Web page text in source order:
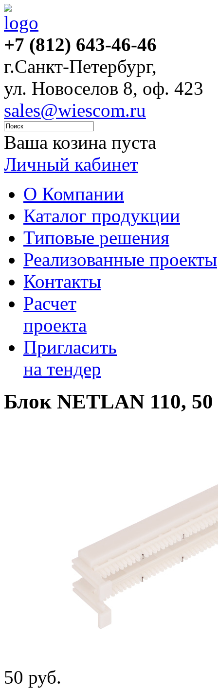
+7 (812) 643-46-46
г.Санкт-Петербург,
ул. Новоселов 8, оф. 423
sales@wiescom.ru
Ваша козина пуста
Личный кабинет
О Компании
Каталог продукции
Типовые решения
Реализованные проекты
Контакты
Расчет
проекта
Пригласить
на тендер
Блок NETLAN 110, 50
50 руб.